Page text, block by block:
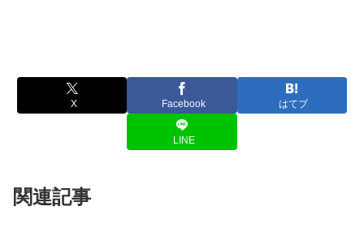
X Facebook はてブ
LINE
関連記事